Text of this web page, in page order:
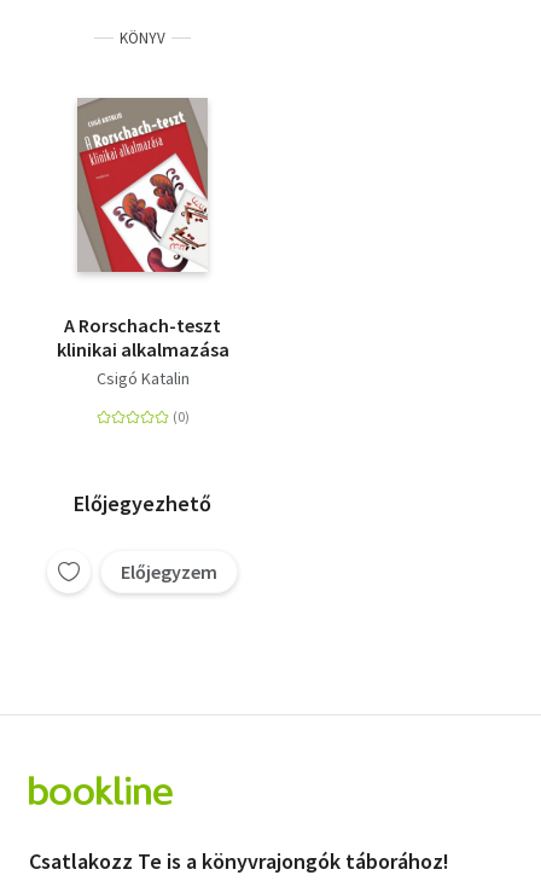
KÖNYV
A Rorschach-teszt
klinikai alkalmazása
Csigó Katalin
Előjegyezhető
Előjegyzem
Csatlakozz Te is a könyvrajongók táborához!